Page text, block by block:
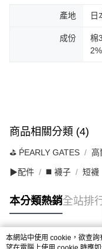
產地 日
成份
棉
商品相關分類 (4)
⛳️ ṔEARLY GATES 高
▶配件 ◼️ 襪子 短襪
本分類熱銷全站排
本網站中使用 cookie，欲查詢